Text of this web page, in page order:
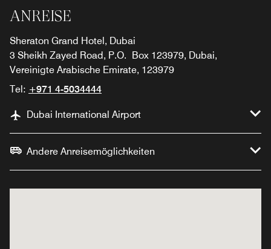
ANREISE
Sheraton Grand Hotel, Dubai
3 Sheikh Zayed Road, P.O. Box 123979, Dubai,
Vereinigte Arabische Emirate, 123979
Tel: +971 4-5034444
Dubai International Airport
Andere Anreisemöglichkeiten